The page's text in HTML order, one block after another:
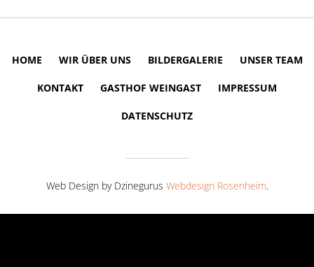
HOME WIR ÜBER UNS BILDERGALERIE UNSER TEAM
KONTAKT GASTHOF WEINGAST IMPRESSUM
DATENSCHUTZ
Web Design by Dzinegurus Webdesign Rosenheim.